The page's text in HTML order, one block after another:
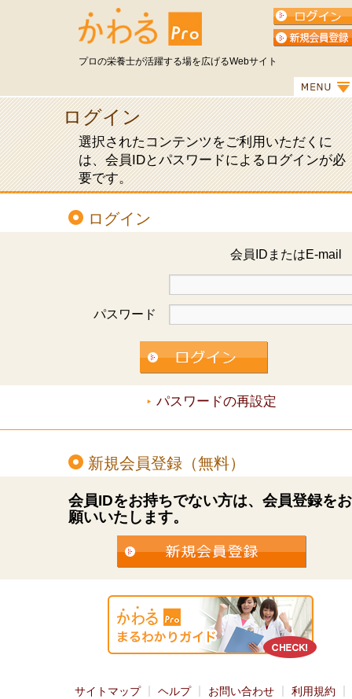
プロの栄養士が活躍する場を広げるWebサイト
ログイン
選択されたコンテンツをご利用いただくに
は、会員IDとパスワードによるログインが必
要です。
ログイン
会員IDまたはE-
パスワード
パスワードの再設定
新規会員登録（無料）
会員IDをお持ちでない方は、会員登録をお
願いいたします。
サイトマップ ヘルプ お問い合わせ
利用規約